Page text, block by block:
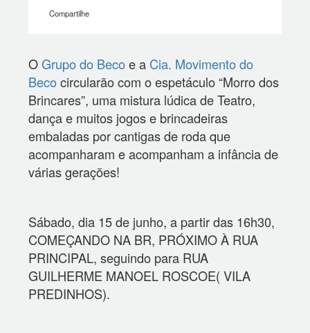
Compartilhe
OGrupo do Becoe a Cia. Movimento do
Becocircularão com o espetáculo “Morro dos
Brincares”, uma mistura lúdica de Teatro,
dança e muitos jogos e brincadeiras
embaladas por cantigas de roda que
acompanharam e acompanham a infância de
várias gerações!
Sábado, dia 15 de junho, a partir das 16h30,
COMEÇANDO NA BR, PRÓXIMO À RUA
PRINCIPAL, seguindo para RUA
GUILHERME MANOEL ROSCOE( VILA
PREDINHOS).